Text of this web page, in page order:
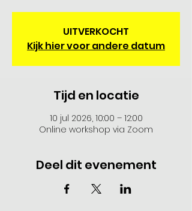
UITVERKOCHT
Kijk hier voor andere datum
Tijd en locatie
10 jul 2026, 10:00 – 12:00
Online workshop via Zoom
Deel dit evenement